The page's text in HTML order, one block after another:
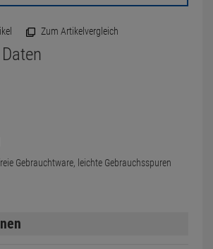
Zum Artikelvergleich
Gebrauchtware, leichte Gebrauchsspuren